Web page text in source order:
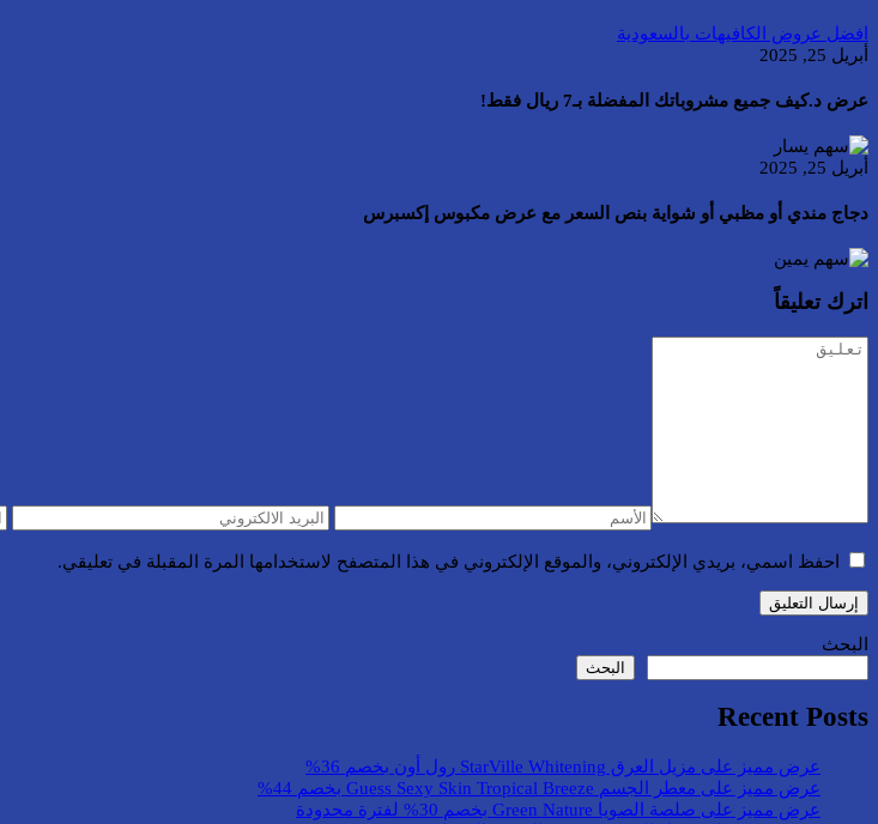
افضل عروض الكافيهات بالسعودية
أبريل 25, 2025
عرض د.كيف جميع مشروباتك المفضلة بـ7 ريال فقط!
أبريل 25, 2025
دجاج مندي أو مظبي أو شواية بنص السعر مع عرض مكبوس إكسبرس
اترك تعليقاً
احفظ اسمي، بريدي الإلكتروني، والموقع الإلكتروني في هذا المتصفح لاستخدامها المرة المقبلة في تعليقي.
البحث
البحث
Recent Posts
عرض مميز على مزيل العرق StarVille Whitening رول أون بخصم 36%
عرض مميز على معطر الجسم Guess Sexy Skin Tropical Breeze بخصم 44%
عرض مميز على صلصة الصويا Green Nature بخصم 30% لفترة محدودة